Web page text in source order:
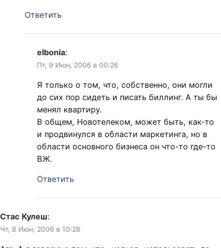
Ответить
elbonia:
Пт, 9 Июн, 2006 в 00:26
Я только о том, что, собственно, они могли
до сих пор сидеть и писать биллинг. А ты бы
менял квартиру.
В общем, Новотелеком, может быть, как-то
и продвинулся в области маркетинга, но в
области основного бизнеса он что-то где-то
ВЖ.
Ответить
Стас Кулеш:
Чт, 8 Июн, 2006 в 10:28